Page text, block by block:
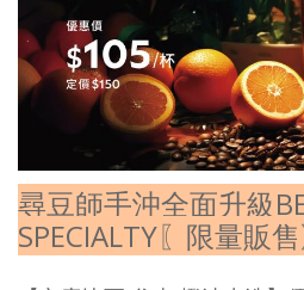
尋豆師手沖全面升級
SPECIALTY〖限量販售